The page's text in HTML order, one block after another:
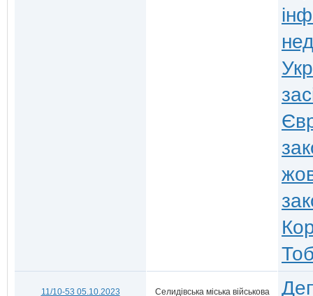
11/10-53 05.10.2023 Селидівська міська військова